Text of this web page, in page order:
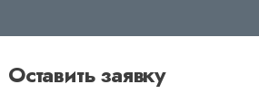
Оставить заявку